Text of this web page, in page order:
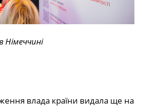
Німеччині
влада країни видала ще на